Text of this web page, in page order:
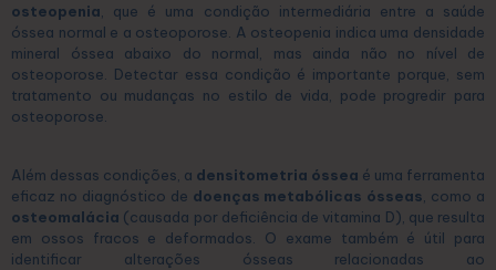
osteopenia , que é uma condição intermediária entre a saúde
óssea normal e a osteoporose. A osteopenia indica uma densidade
mineral óssea abaixo do normal, mas ainda não no nível de
osteoporose. Detectar essa condição é importante porque, sem
tratamento ou mudanças no estilo de vida, pode progredir para
osteoporose.
Além dessas condições, a densitometria óssea é uma ferramenta
eficaz no diagnóstico de doenças metabólicas ósseas , como a
osteomalácia (causada por deficiência de vitamina D), que resulta
em ossos fracos e deformados. O exame também é útil para
identificar alterações ósseas relacionadas ao